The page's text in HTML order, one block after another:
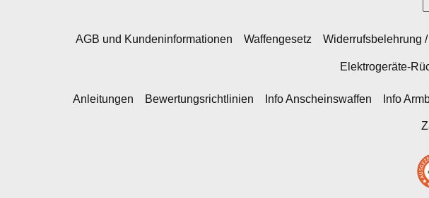
AGB und Kundeninformationen Waffengesetz Widerrufsbelehrung
Elektrogeräte-
Anleitungen Bewertungsrichtlinien Info Anscheinswaffen Info